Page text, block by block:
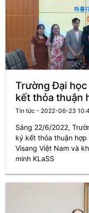
Trường Đại
kết thỏa thuận
Giáo dục
trương Hệ
KLaSS
Tin tức - 2022-06-23
Sáng 22/6/2022,
ký kết thỏa thuận
Visang Việt Nam và
minh KLaSS